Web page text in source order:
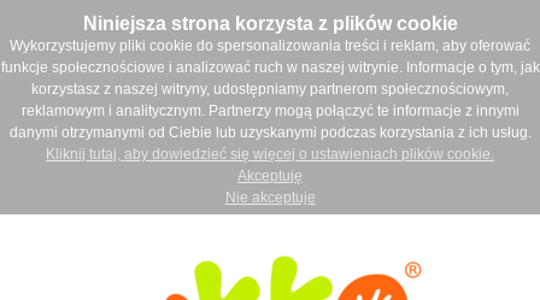
Niniejsza strona korzysta z plików cookie
Wykorzystujemy pliki cookie do spersonalizowania treści i reklam, aby oferować
funkcje społecznościowe i analizować ruch w naszej witrynie. Informacje o tym, jak
korzystasz z naszej witryny, udostępniamy partnerom społecznościowym,
reklamowym i analitycznym. Partnerzy mogą połączyć te informacje z innymi
danymi otrzymanymi od Ciebie lub uzyskanymi podczas korzystania z ich usług.
Kliknij tutaj, aby dowiedzieć się więcej o ustawieniach plików cookie.
Akceptuję
Nie akceptuje